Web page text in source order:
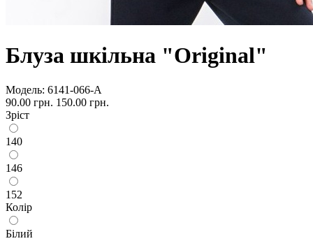
Блуза шкільна "Original"
Модель: 6141-066-А
90.00 грн. 150.00 грн.
Зріст
140
146
152
Колір
Білий